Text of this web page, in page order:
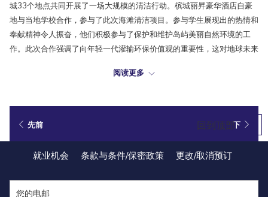
城33个地点共同开展了一场大规模的清洁行动。槟城丽昇豪华酒店自豪
地与当地学校合作，参与了此次海滩清洁项目。参与学生展现出的热情和
奉献精神令人振奋，他们积极参与了保护和维护岛屿美丽自然环境的工
作。此次合作强调了向年轻一代灌输环保价值观的重要性，这对地球未来
情和投入感到非常欣慰。此项目不仅突显了环保责任的重要性，还为构建
更可持续的未来奠定了基础。酒店团队期待着继续为创建一个更加清洁、
阅读更多
先前 下
回到顶部
就业机会 条款与条件/保密政策 更改/取消预订